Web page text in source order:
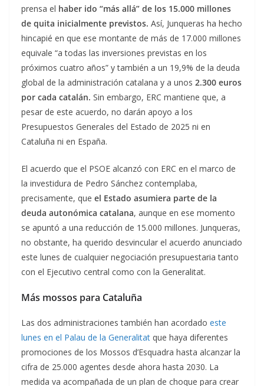
prensa el haber ido “más allá” de los 15.000 millones
de quita inicialmente previstos. Así, Junqueras ha hecho
hincapié en que ese montante de más de 17.000 millones
equivale “a todas las inversiones previstas en los
próximos cuatro años” y también a un 19,9% de la deuda
global de la administración catalana y a unos 2.300 euros
por cada catalán. Sin embargo, ERC mantiene que, a
pesar de este acuerdo, no darán apoyo a los
Presupuestos Generales del Estado de 2025 ni en
Cataluña ni en España.
El acuerdo que el PSOE alcanzó con ERC en el marco de
la investidura de Pedro Sánchez contemplaba,
precisamente, que el Estado asumiera parte de la
deuda autonómica catalana, aunque en ese momento
se apuntó a una reducción de 15.000 millones. Junqueras,
no obstante, ha querido desvincular el acuerdo anunciado
este lunes de cualquier negociación presupuestaria tanto
con el Ejecutivo central como con la Generalitat.
Más mossos para Cataluña
Las dos administraciones también han acordado este
lunes en el Palau de la Generalitat que haya diferentes
promociones de los Mossos d’Esquadra hasta alcanzar la
cifra de 25.000 agentes desde ahora hasta 2030. La
medida va acompañada de un plan de choque para crear